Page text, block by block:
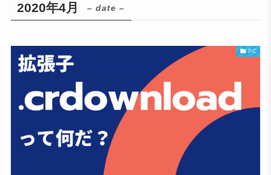
2020年4月 – date –
PC